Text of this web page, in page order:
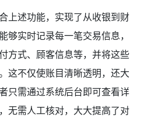
上述功能，实现了从收银到财
够实时记录每一笔交易信息，
方式、顾客信息等，并将这些
这不仅使账目清晰透明，还大
只需通过系统后台即可查看详
无需人工核对，大大提高了对